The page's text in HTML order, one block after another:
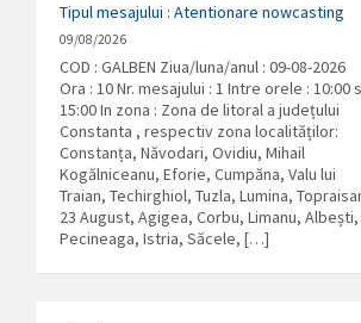
Tipul mesajului : Atentionare nowcasting
09/08/2026
COD : GALBEN Ziua/luna/anul : 09-08-2026
Ora : 10 Nr. mesajului : 1 Intre orele : 10:00
15:00 In zona : Zona de litoral a județului
Constanta , respectiv zona localităților:
Constanța, Năvodari, Ovidiu, Mihail
Kogălniceanu, Eforie, Cumpăna, Valu lui
Traian, Techirghiol, Tuzla, Lumina,
23 August, Agigea, Corbu, Limanu, Albești,
Pecineaga, Istria, Săcele, […]